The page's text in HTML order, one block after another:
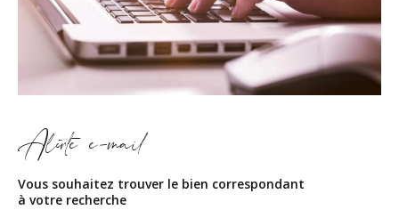
Alerte e-mail
Vous souhaitez trouver le bien correspondant
à votre recherche